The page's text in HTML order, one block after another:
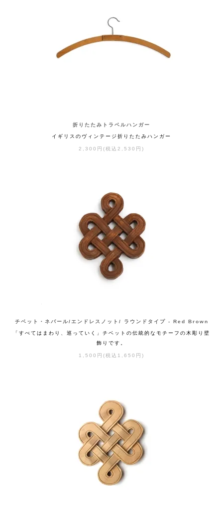
折りたたみトラベルハンガー
イギリスのヴィンテージ折りたたみハンガー
2,300円(税込2,530円)
チベット・ネパール/エンドレスノット/ ラウンドタイプ - Red Brown
「すべてはまわり、巡っていく」チベットの伝統的なモチーフの木彫り壁
飾りです。
1,500円(税込1,650円)